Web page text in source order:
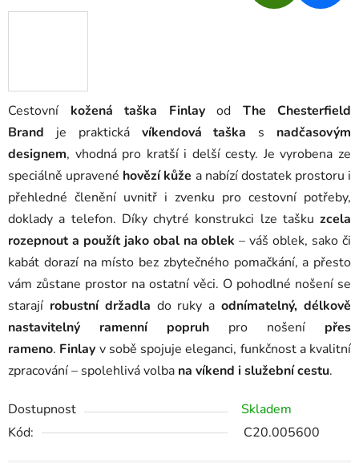
Cestovní kožená taška Finlayod The Chesterfield
Brand je praktická víkendová taška s nadčasovým
designem, vhodná pro kratší i delší cesty. Je vyrobena ze
speciálně upravené hovězí kůže a nabízí dostatek prostoru i
přehledné členění uvnitř i zvenku pro cestovní potřeby,
doklady a telefon. Díky chytré konstrukci lze tašku zcela
rozepnout a použít jako obal na oblek – váš oblek, sako či
kabát dorazí na místo bez zbytečného pomačkání, a přesto
vám zůstane prostor na ostatní věci. O pohodlné nošení se
starají robustní držadla do ruky aodnímatelný, délkově
nastavitelný ramenní popruh pro nošení přes
rameno. Finlay v sobě spojuje eleganci, funkčnost a kvalitní
zpracování – spolehlivá volba na víkend i služební cestu.
Dostupnost
Skladem
Kód:
C20.005600